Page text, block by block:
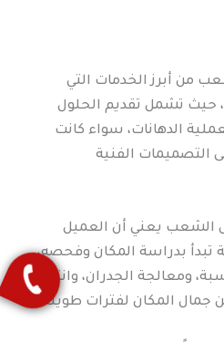
من أبرز الخدمات التي
حيث تشمل تقديم الحلول
الدهانات، سواء كانت
التصميمات الفنية
الشعب يعني أن العميل
بدراسة المكان وفحصه،
ومعالجة الجدران، وانتهاءً
جمال المكان لفترات طويلة.